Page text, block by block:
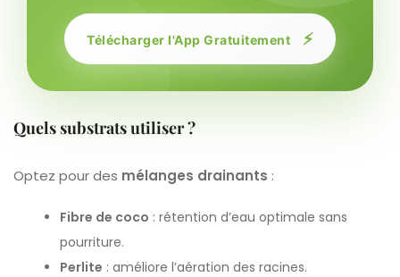
Télécharger l'App Gratuitement ⚡
Quels substrats utiliser ?
Optez pour des mélanges drainants :
Fibre de coco : rétention d’eau optimale sans
pourriture.
Perlite : améliore l’aération des racines.